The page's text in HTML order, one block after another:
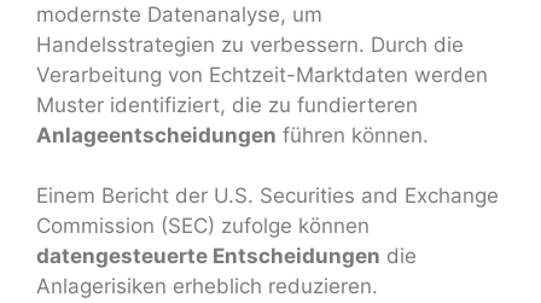
modernste Datenanalyse, um
Handelsstrategien zu verbessern. Durch die
Verarbeitung von Echtzeit-Marktdaten werden
Muster identifiziert, die zu fundierteren
Anlageentscheidungen führen können.
Einem Bericht der U.S. Securities and Exchange
Commission (SEC) zufolge können
datengesteuerte Entscheidungen die
Anlagerisiken erheblich reduzieren.